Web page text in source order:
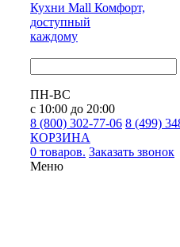
Кухни Mall Комфорт,
доступный
каждому
ПН-ВС
с 10:00 до 20:00
8 (800) 302-77-06 8 (499)
КОРЗИНА
0 товаров. Заказать звонок
Меню